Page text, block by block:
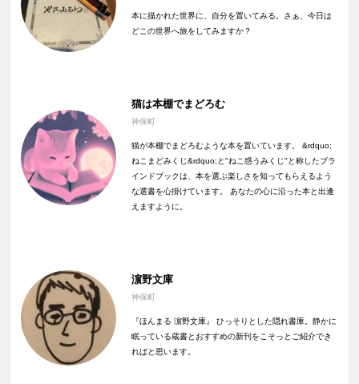
本に描かれた世界に、自分を置いてみる。さぁ、今日は
どこの世界へ旅をしてみますか？
猫は本棚でまどろむ
神保町
猫が本棚でまどろむような本を置いています。 &rdquo;
ねこまどみくじ&rdquo;と"ねこ惑うみくじ"と称したブラ
インドブックは、本を選ぶ楽しさを知ってもらえるよう
な選書を心掛けています。 あなたの心に沿った本と出逢
えますように。
濵野文庫
神保町
『ほんまる 濵野文庫』 ひっそりとした隠れ書庫。静かに
眠っている蔵書とおすすめの新刊をこそっとご紹介でき
ればと思います。